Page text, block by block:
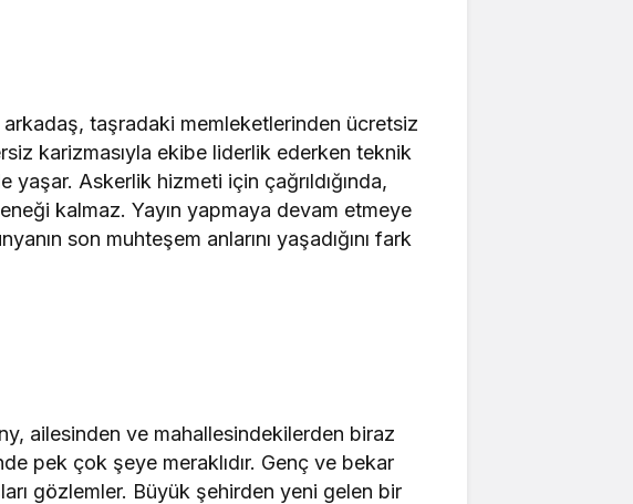
taşradaki memleketlerinden ücretsiz
karizmasıyla ekibe liderlik ederken teknik
Askerlik hizmeti için çağrıldığında,
kalmaz. Yayın yapmaya devam etmeye
son muhteşem anlarını yaşadığını fark
ailesinden ve mahallesindekilerden biraz
pek çok şeye meraklıdır. Genç ve bekar
gözlemler. Büyük şehirden yeni gelen bir